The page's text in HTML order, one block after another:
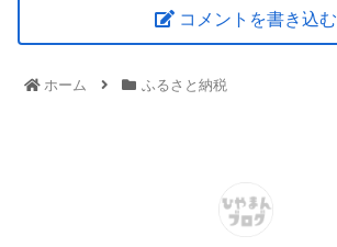
コメントを書き込む
ホーム ふるさと納税